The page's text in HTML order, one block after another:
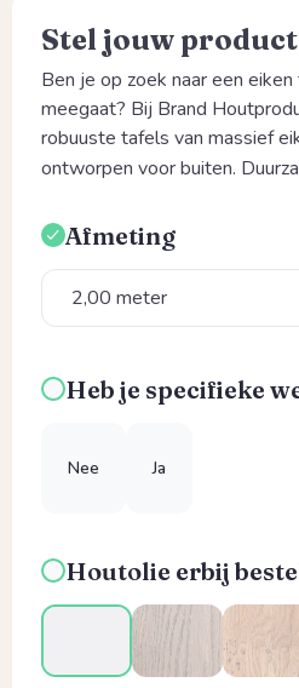
Stel jouw
Ben je op zoek naar een
meegaat? Bij Brand
robuuste tafels van massief
ontworpen voor buiten.
Selecteer
Afmeting
Heb je specifieke
Nee Ja
Houtolie erbij